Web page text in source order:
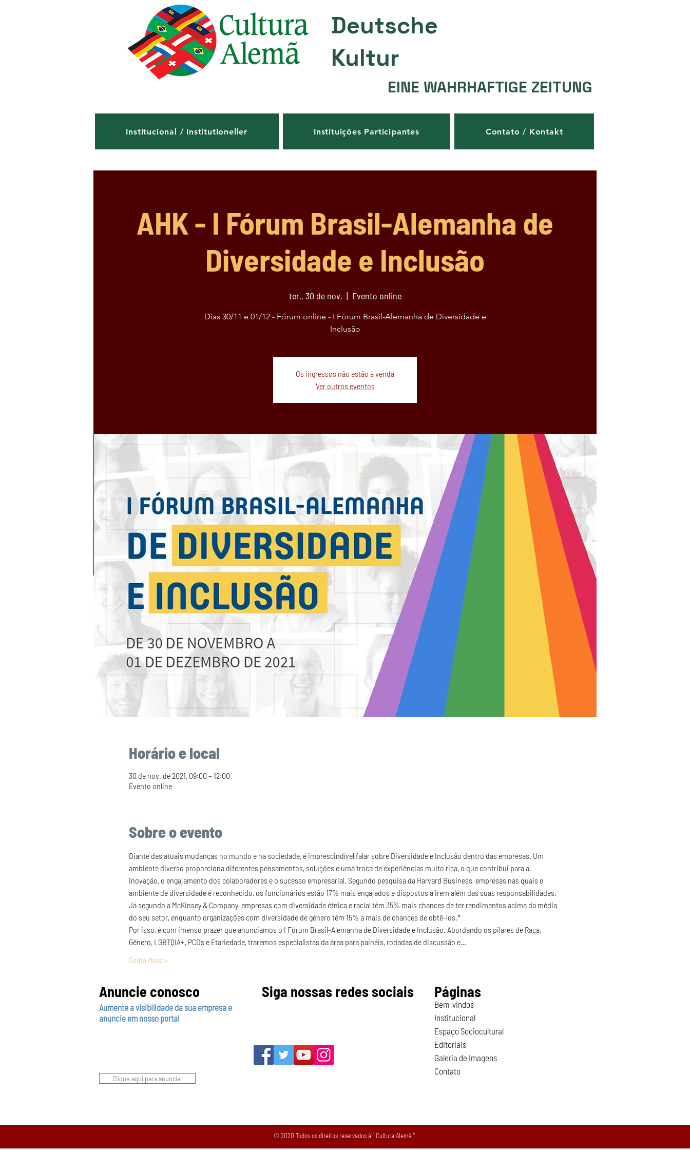
Deutsche
Kultur
EINE WAHRHAFTIGE ZEITUNG
Institucional / Institutioneller Instituições Participantes Contato / Kontakt
AHK - I Fórum Brasil-Alemanha de
Diversidade e Inclusão
ter., 30 de nov.
  |
Evento online
Dias 30/11 e 01/12 - Fórum online - I Fórum Brasil-Alemanha de Diversidade e
Inclusão
Os ingressos não estão à venda
Ver outros eventos
Horário e local
30 de nov. de 2021, 09:00 – 12:00
Evento online
Sobre o evento
Diante das atuais mudanças no mundo e na sociedade, é imprescindível falar sobre Diversidade e Inclusão dentro das empresas. Um
ambiente diverso proporciona diferentes pensamentos, soluções e uma troca de experiências muito rica, o que contribui para a
inovação, o engajamento dos colaboradores e o sucesso empresarial. Segundo pesquisa da Harvard Business, empresas nas quais o
ambiente de diversidade é reconhecido, os funcionários estão 17% mais engajados e dispostos a irem além das suas responsabilidades.
Já segundo a McKinsey & Company, empresas com diversidade étnica e racial têm 35% mais chances de ter rendimentos acima da média
do seu setor, enquanto organizações com diversidade de gênero têm 15% a mais de chances de obtê-los.*
Por isso, é com imenso prazer que anunciamos o I Fórum Brasil-Alemanha de Diversidade e Inclusão. Abordando os pilares de Raça,
Gênero, LGBTQIA+, PCDs e Etariedade, traremos especialistas da área para painéis, rodadas de discussão e…
Saiba Mais >
Anuncie conosco Siga nossas redes sociais
Aumente a visibilidade da sua empresa e
anuncie em nosso portal
Clique aqui para anunciar
Páginas
Bem-vindos
Institucional
Espaço Sociocultural
Editoriais
Galeria de Imagens
Contato
© 2020 Todos os direitos reservados à " Cultura Alemã "